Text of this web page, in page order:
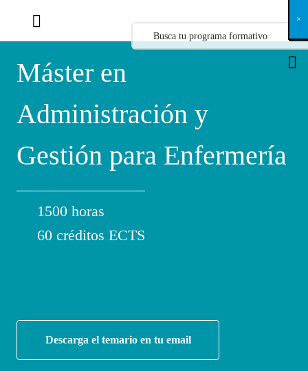
Máster en
Administración y
Gestión para Enfermería
1500 horas
60 créditos ECTS
Descarga el temario en tu email
X
×
×
×
×
×
×
×
×
×
×
×
×
×
×
×
×
×
×
×
×
×
×
×
×
×
×
×
×
×
×
×
×
×
×
×
×
×
×
×
×
×
×
×
×
×
×
×
×
×
×
×
×
×
×
×
×
×
×
×
×
×
×
×
×
×
×
×
×
×
×
×
×
×
×
×
×
×
×
×
×
×
×
×
×
×
×
×
×
×
×
×
×
×
×
×
×
×
×
×
×
×
×
×
×
×
×
×
×
×
×
×
×
×
×
×
×
×
×
×
×
×
×
×
×
×
×
×
×
×
×
×
×
×
×
×
×
×
×
×
×
×
×
×
×
×
×
×
×
×
×
×
×
×
×
×
×
×
×
×
×
×
×
×
×
×
×
×
×
×
×
×
×
×
×
×
×
×
×
×
×
×
×
×
×
×
×
×
×
×
×
×
×
×
×
×
×
×
×
×
×
×
×
×
×
×
×
×
×
×
×
×
×
×
×
×
×